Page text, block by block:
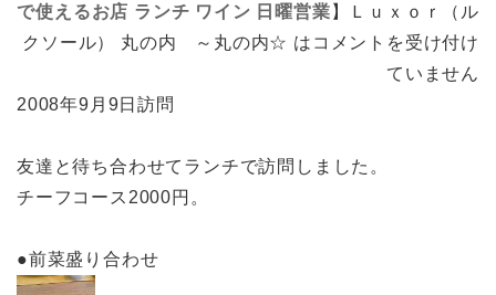
で使えるお店 ランチ ワイン 日曜営業 】
Ｌｕｘｏｒ（ル
クソール） 丸の内 ～丸の内☆ は コメントを受け付け
ていません
2008年9月9日訪問
友達と待ち合わせてランチで訪問しました。
チーフコース2000円。
●前菜盛り合わせ